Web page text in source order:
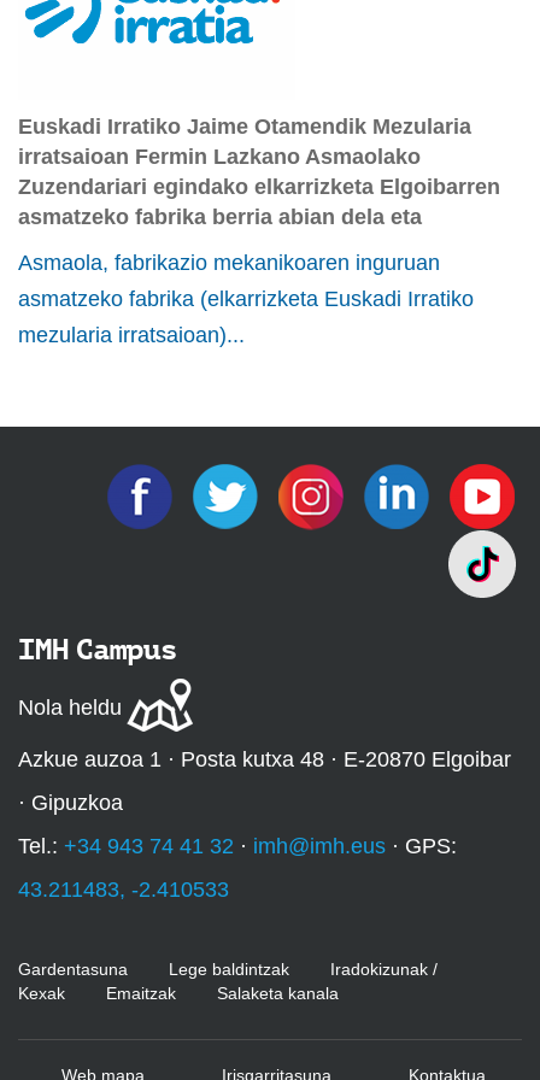
Euskadi Irratiko Jaime Otamendik Mezularia
irratsaioan Fermin Lazkano Asmaolako
Zuzendariari egindako elkarrizketa Elgoibarren
asmatzeko fabrika berria abian dela eta
Asmaola, fabrikazio mekanikoaren inguruan
asmatzeko fabrika (elkarrizketa Euskadi Irratiko
mezularia irratsaioan)...
IMH Campus
Nola heldu
Azkue auzoa 1 · Posta kutxa 48 · E-20870 Elgoibar
· Gipuzkoa
Tel.: +34 943 74 41 32 · imh@imh.eus · GPS:
43.211483, -2.410533
Gardentasuna Lege baldintzak
Iradokizunak /
Kexak
Emaitzak Salaketa kanala
Web mapa Irisgarritasuna Kontaktua